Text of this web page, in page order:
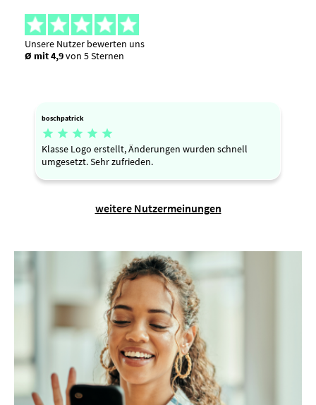
Unsere Nutzer bewerten uns
Ø mit 4,9von 5 Sternen
boschpatrick
    
Klasse Logo erstellt, Änderungen wurden schnell
umgesetzt. Sehr zufrieden.
weitere Nutzermeinungen